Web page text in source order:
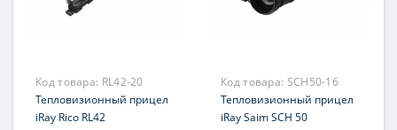
Код товара: RL42-20
Тепловизионный прицел
iRay Rico RL42
Код товара: SCH50-16
Тепловизионный прицел
iRay Saim SCH 50